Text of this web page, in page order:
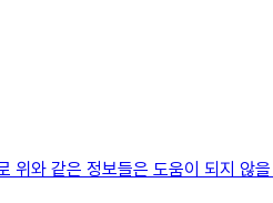
위와 같은 정보들은 도움이 되지 않